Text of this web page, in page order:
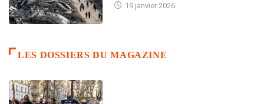
19 janvier 2026
LES DOSSIERS DU MAGAZINE